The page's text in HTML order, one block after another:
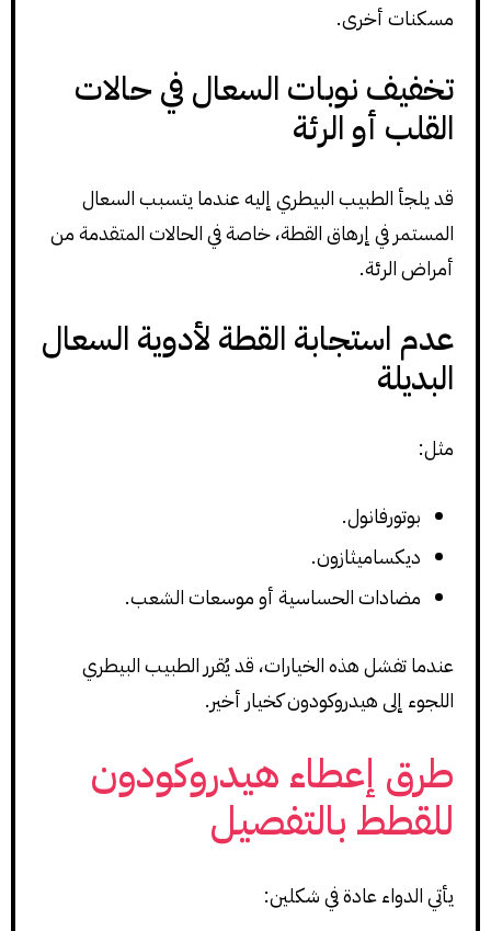
مسكنات أخرى.
تخفيف نوبات السعال في حالات
القلب أو الرئة
قد يلجأ الطبيب البيطري إليه عندما يتسبب السعال
المستمر في إرهاق القطة، خاصة في الحالات المتقدمة من
أمراض الرئة.
عدم استجابة القطة لأدوية السعال
البديلة
مثل:
بوتورفانول.
ديكساميثازون.
مضادات الحساسية أو موسعات الشعب.
عندما تفشل هذه الخيارات، قد يُقرر الطبيب البيطري
اللجوء إلى هيدروكودون كخيار أخير.
طرق إعطاء هيدروكودون
للقطط بالتفصيل
يأتي الدواء عادة في شكلين: